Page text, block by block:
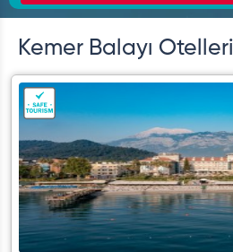
Kemer Balayı Otelleri